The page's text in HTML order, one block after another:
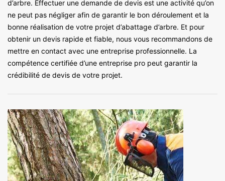
d’arbre. Effectuer une demande de devis est une activité qu’on
ne peut pas négliger afin de garantir le bon déroulement et la
bonne réalisation de votre projet d’abattage d’arbre. Et pour
obtenir un devis rapide et fiable, nous vous recommandons de
mettre en contact avec une entreprise professionnelle. La
compétence certifiée d’une entreprise pro peut garantir la
crédibilité de devis de votre projet.